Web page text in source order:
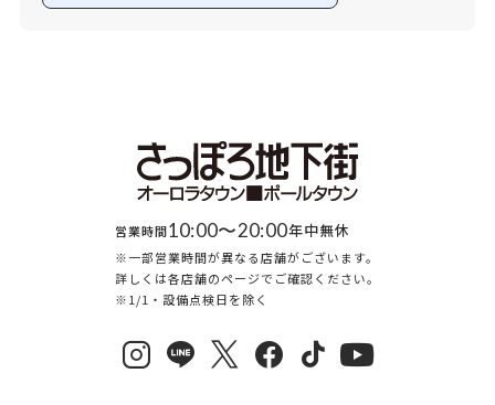
営業時間10:00〜20:00年中無休
※一部営業時間が異なる店舗がございます。
詳しくは各店舗のページでご確認ください。
※1/1・設備点検日を除く